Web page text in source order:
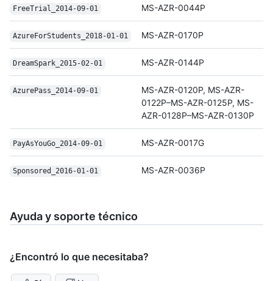
FreeTrial_2014-09-01 MS-AZR-0044P
AzureForStudents_2018-01-01 MS-AZR-0170P
DreamSpark_2015-02-01 MS-AZR-0144P
AzurePass_2014-09-01
MS-AZR-0120P, MS-AZR-
0122P–MS-AZR-0125P, MS-
AZR-0128P–MS-AZR-0130P
PayAsYouGo_2014-09-01 MS-AZR-0017G
Sponsored_2016-01-01 MS-AZR-0036P
Ayuda y soporte técnico
¿Encontró lo que necesitaba?